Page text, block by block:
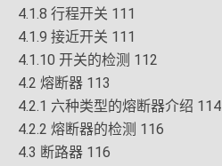
4.1.8 行程开关 111
4.1.9 接近开关 111
4.1.10 开关的检测 112
4.2 熔断器 113
4.2.1 六种类型的熔断器介绍 114
4.2.2 熔断器的检测 116
4.3 断路器 116